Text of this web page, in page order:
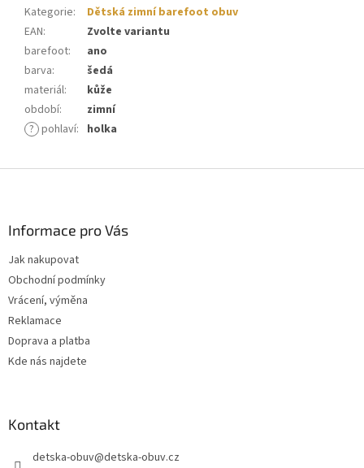
Kategorie:
Dětská zimní barefoot obuv
EAN:
Zvolte variantu
barefoot:
ano
barva:
šedá
materiál:
kůže
období:
zimní
? pohlaví: holka
Informace pro Vás
Jak nakupovat
Obchodní podmínky
Vrácení, výměna
Reklamace
Doprava a platba
Kde nás najdete
Kontakt
detska-obuv@detska-obuv.cz